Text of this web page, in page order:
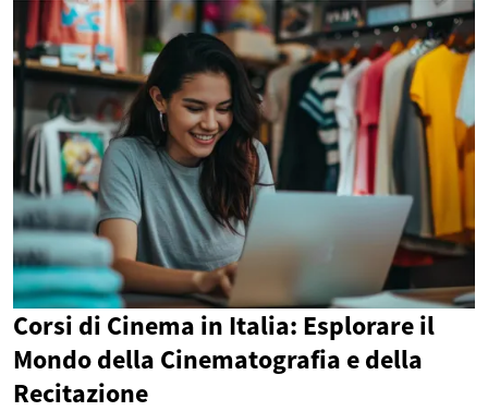
Corsi di Cinema in Italia: Esplorare il
Mondo della Cinematografia e della
Recitazione